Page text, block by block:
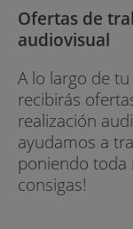
Ofertas de
audiovisual
A lo largo de
recibirás
realización
ayudamos a
poniendo toda
consigas!